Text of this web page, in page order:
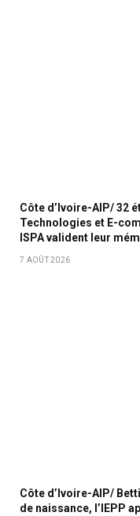
Côte d’Ivoire-AIP/ 32
Technologies et E-
ISPA valident leur
7 AOÛT 2026
Côte d’Ivoire-AIP/
de naissance, l’IEPP